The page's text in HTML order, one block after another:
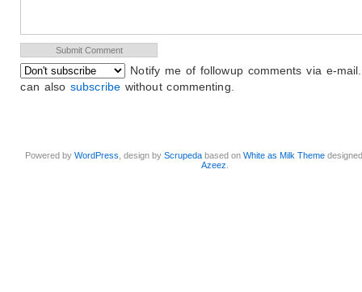
Notify me of followup comments via e-
can also subscribe without commenting.
Powered byWordPress , design byScrupeda based onWhite as Milk Theme
Azeez